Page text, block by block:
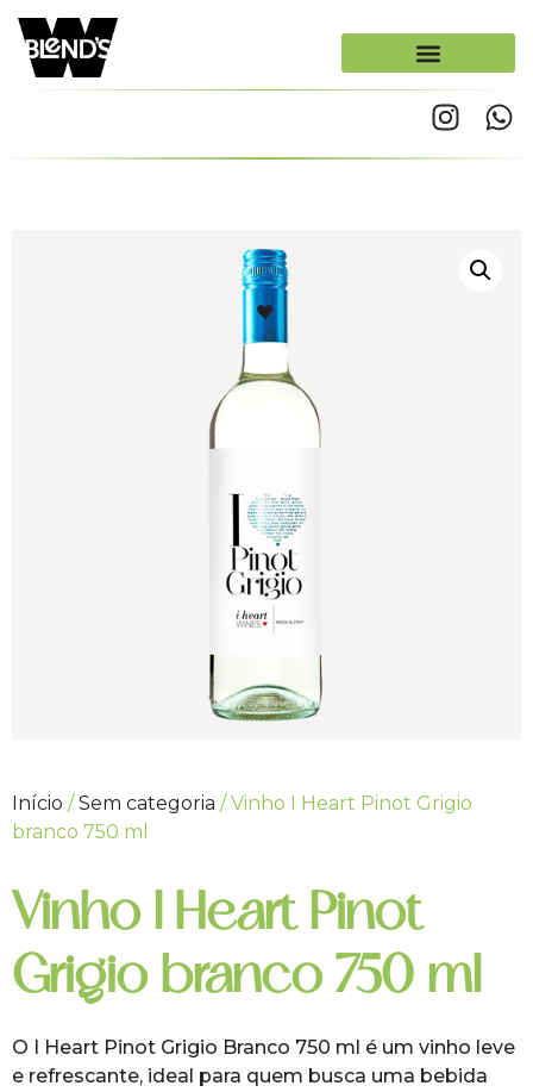
Início /Sem categoria / Vinho I Heart Pinot Grigio
branco 750 ml
Vinho I Heart Pinot
Grigio branco 750 ml
O I Heart Pinot Grigio Branco 750 ml é um vinho leve
e refrescante, ideal para quem busca uma bebida